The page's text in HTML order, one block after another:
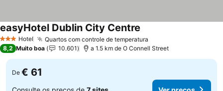
3 EstrelasHotel Quartos com controle de temperatura
easyHotel Dublin City Centre
8,2 Muito boa 10.601 a 1.5 km de O Connell Street
De € 61